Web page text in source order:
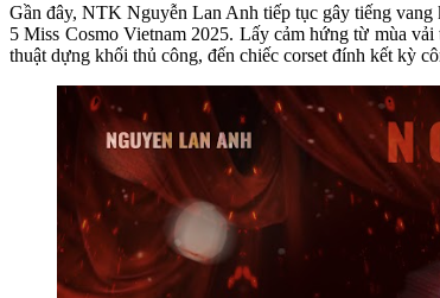
Gần đây, NTK Nguyễn Lan Anh tiếp tục gây tiếng
5 Miss Cosmo Vietnam 2025. Lấy cảm hứng từ mùa
thuật dựng khối thủ công, đến chiếc corset đính kết kỳ